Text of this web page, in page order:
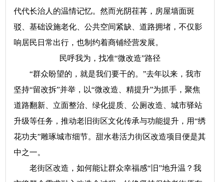
代代长治人的温情记忆。然而光阴荏苒，房屋墙面斑
驳、基础设施老化、公共空间紧缺、道路拥堵，不仅影
响居民日常出行，也制约着商铺经营发展。
民呼我为，找准“微改造”路径
“群众盼望的，就是我们要干的。”去年以来，我市
坚持“留改拆”并举，以“微改造、精提升”为抓手，聚焦
道路翻新、立面整治、绿化提质、公厕改造、城市驿站
升级等任务，推动老旧街区文化传承与功能提升，用“绣
花功夫”雕琢城市细节。甜水巷活力街区改造项目便是其
中之一。
老街区改造，如何能让群众幸福感“旧”地升温？我